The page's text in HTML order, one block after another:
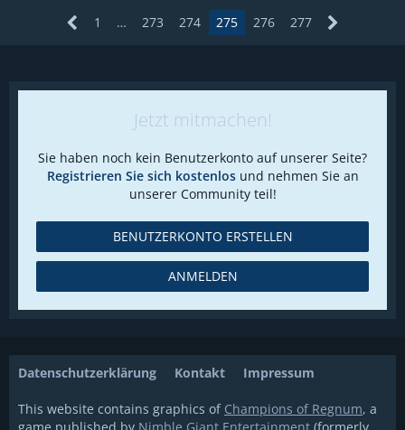
1 … 273 274 275 276 277
Jetzt mitmachen!
Sie haben noch kein Benutzerkonto auf unserer Seite?
Registrieren Sie sich kostenlosund nehmen Sie an
unserer Community teil!
BENUTZERKONTO ERSTELLEN
ANMELDEN
Datenschutzerklärung Kontakt Impressum
This website contains graphics of Champions of Regnum, a